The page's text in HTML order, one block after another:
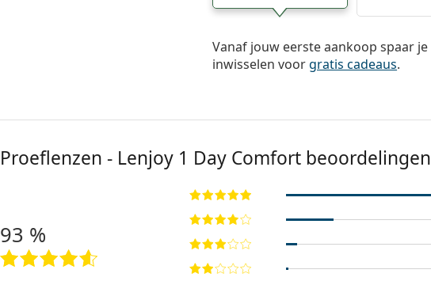
Vanaf jouw eerste aankoop spaar
inwisselen voorgratis cadeaus.
Proeflenzen - Lenjoy 1 Day Comfort beoordelingen
93 %